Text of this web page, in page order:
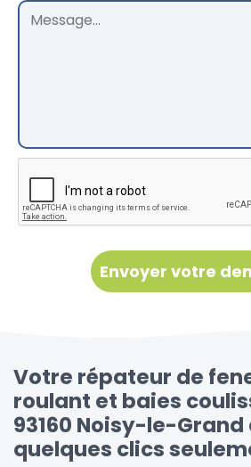
Votre répateur de
roulant et baies
93160 Noisy-le-Grand
quelques clics